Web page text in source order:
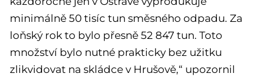
minimálně 50 tisíc tun směsného odpadu. Za
loňský rok to bylo přesně 52 847 tun. Toto
množství bylo nutné prakticky bez užitku
zlikvidovat na skládce v Hrušově,“ upozornil